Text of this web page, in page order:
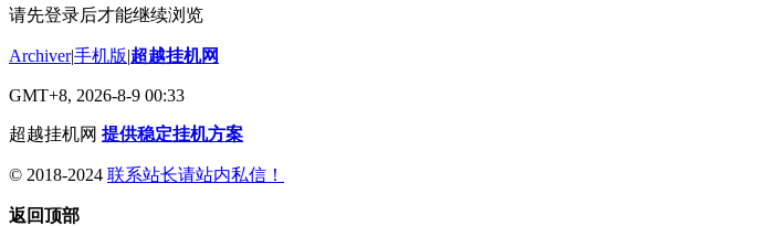
请先登录后才能继续浏览
Archiver|手机版|超越挂机网
GMT+8, 2026-8-9 00:33
超越挂机网 提供稳定挂机方案
© 2018-2024 联系站长请站内私信！
返回顶部